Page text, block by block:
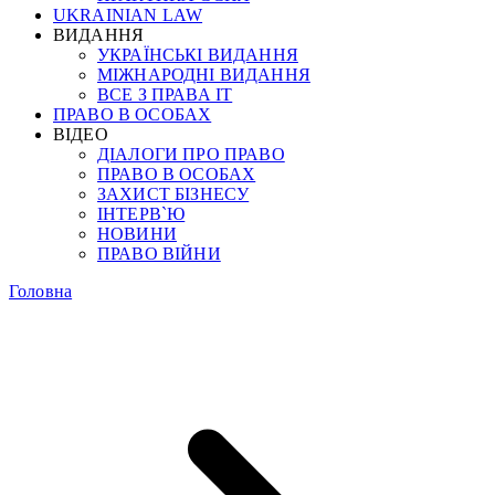
UKRAINIAN LAW
ВИДАННЯ
УКРАЇНСЬКІ ВИДАННЯ
МІЖНАРОДНІ ВИДАННЯ
ВСЕ З ПРАВА ІТ
ПРАВО В ОСОБАХ
ВІДЕО
ДІАЛОГИ ПРО ПРАВО
ПРАВО В ОСОБАХ
ЗАХИСТ БІЗНЕСУ
ІНТЕРВ`Ю
НОВИНИ
ПРАВО ВІЙНИ
Головна